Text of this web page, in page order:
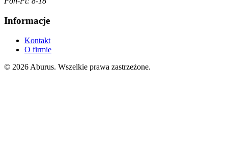
Informacje
Kontakt
O firmie
© 2026 Aburus. Wszelkie prawa zastrzeżone.